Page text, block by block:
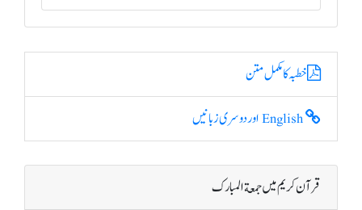
خطبہ کا مکمل متن
قرآن کریم میں جمعة المبارک